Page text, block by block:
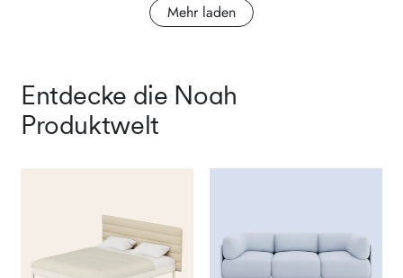
Mehr laden
Entdecke die Noah
Produktwelt